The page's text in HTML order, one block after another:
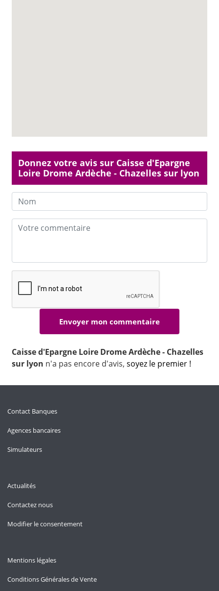
Donnez votre avis sur Caisse d'Epargne
Loire Drome Ardèche - Chazelles sur lyon
Caisse d'Epargne Loire Drome Ardèche - Chazelles
sur lyon n'a pas encore d'avis, soyez le premier !
Contact Banques
Agences bancaires
Simulateurs
Actualités
Contactez nous
Modifier le consentement
Mentions légales
Conditions Générales de Vente